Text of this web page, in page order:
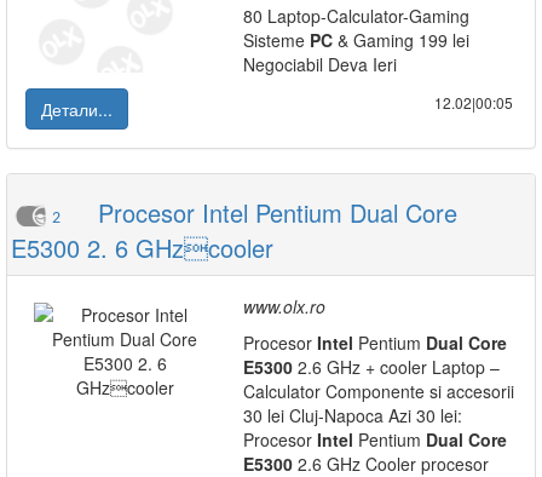
80 Laptop-Calculator-Gaming
Sisteme PC & Gaming 199 lei
Negociabil Deva Ieri
Детали...
12.02|00:05
2
Procesor Intel Pentium Dual Core
E5300 2. 6 GHzcooler
www.olx.ro
Procesor Intel Pentium Dual Core
E5300 2.6 GHz + cooler Laptop –
Calculator Componente si accesorii
30 lei Cluj-Napoca Azi 30 lei:
Procesor Intel Pentium Dual Core
E5300 2.6 GHz Cooler procesor